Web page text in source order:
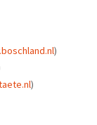
)
)